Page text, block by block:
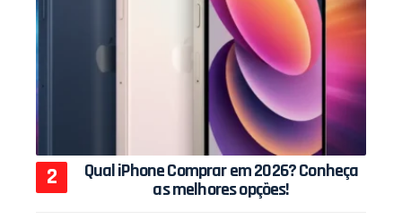
Qual iPhone Comprar em 2026? Conheça
as melhores opções!